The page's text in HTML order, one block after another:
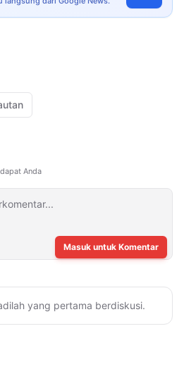
Anda
Masuk untuk Komentar
yang pertama berdiskusi.